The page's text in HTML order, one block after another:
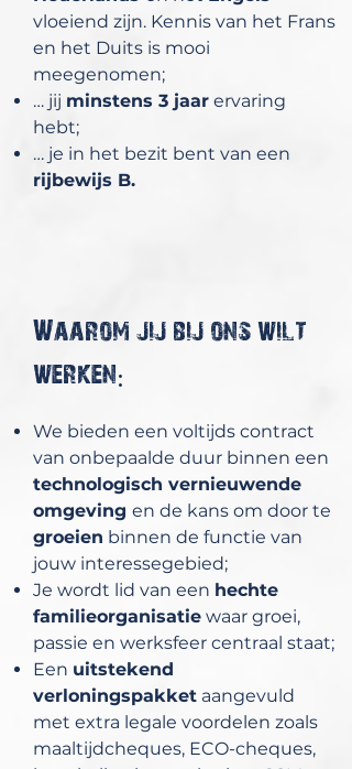
vloeiend zijn. Kennis van het Frans
en het Duits is mooi
meegenomen;
… jij minstens 3 jaar ervaring
hebt;
… je in het bezit bent van een
rijbewijs B.
Waarom jij bij ons wilt
werken:
We bieden een voltijds contract
van onbepaalde duur binnen een
technologisch vernieuwende
omgeving en de kans om door te
groeien binnen de functie van
jouw interessegebied;
Je wordt lid van een hechte
familieorganisatie waar groei,
passie en werksfeer centraal staat;
Een uitstekend
verloningspakket aangevuld
met extra legale voordelen zoals
maaltijdcheques, ECO-cheques,